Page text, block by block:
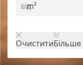
m²
ОчиститиБільше